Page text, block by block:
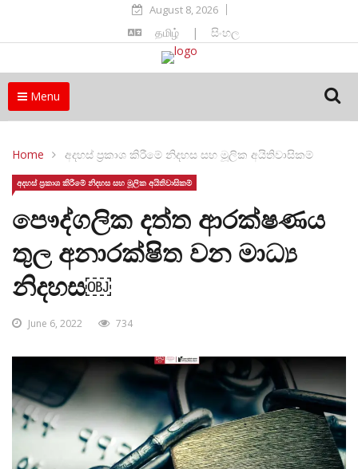
August 8, 2026
தமிழ் | සිංහල
Menu
Home අදහස් ප්‍රකාශ කිරීමේ නිදහස සහ මූලික අයිතිවාසිකම්
අදහස් ප්‍රකාශ කිරීමේ නිදහස සහ මූලික අයිතිවාසිකම්
පෞද්ගලික දත්ත ආරක්ෂණය
තුල අනාරක්ෂිත වන මාධ්‍ය
නිදහස￼
June 6, 2022 734